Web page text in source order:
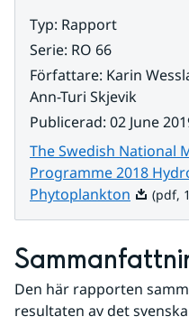
Typ: Rapport
Serie: RO 66
Författare: Karin
Ann-Turi Skjevik
Publicerad: 02 June
The Swedish National
Programme 2018
Phytoplankton Pdf,(pdf,
Den här rapporten
resultaten av det